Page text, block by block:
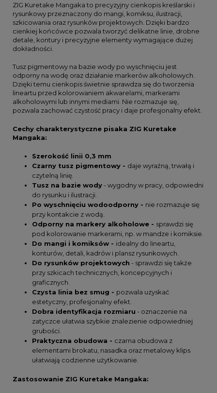
ZIG Kuretake Mangaka to precyzyjny cienkopis kreślarski i
rysunkowy przeznaczony do mangi, komiksu, ilustracji,
szkicowania oraz rysunków projektowych. Dzięki bardzo
cienkiej końcówce pozwala tworzyć delikatne linie, drobne
detale, kontury i precyzyjne elementy wymagające dużej
dokładności.
Tusz pigmentowy na bazie wody po wyschnięciu jest
odporny na wodę oraz działanie markerów alkoholowych.
Dzięki temu cienkopis świetnie sprawdza się do tworzenia
lineartu przed kolorowaniem akwarelami, markerami
alkoholowymi lub innymi mediami. Nie rozmazuje się,
pozwala zachować czystość pracy i daje profesjonalny efekt.
Cechy charakterystyczne pisaka ZIG Kuretake
Mangaka:
Szerokość linii 0,3 mm
Czarny tusz pigmentowy - daje wyraźną, trwałą i
czytelną linię.
Tusz na bazie wody - wygodny w pracy, odpowiedni
do rysunku i ilustracji.
Po wyschnięciu wodoodporny - nie rozmazuje się
przy kontakcie z wodą.
Odporny na markery alkoholowe - sprawdzi się
pod kolorowanie markerami, np. w mandze i komiksie.
Do mangi i komiksów - idealny do lineartu,
konturów, detali, kadrów i plansz rysunkowych.
Do rysunków projektowych - sprawdzi się także
przy szkicach technicznych, koncepcyjnych i
graficznych.
Czysta linia bez smug - pozwala uzyskać
estetyczny, profesjonalny efekt.
Dobra identyfikacja rozmiaru - oznaczenie na
zatyczce ułatwia szybkie znalezienie odpowiedniej
grubości.
Praktyczna obudowa - czarna obudowa z
elementami brokatu, nasadka oraz metalowy klips
ułatwiają codzienne użytkowanie.
Zastosowanie ZIG Kuretake Mangaka: